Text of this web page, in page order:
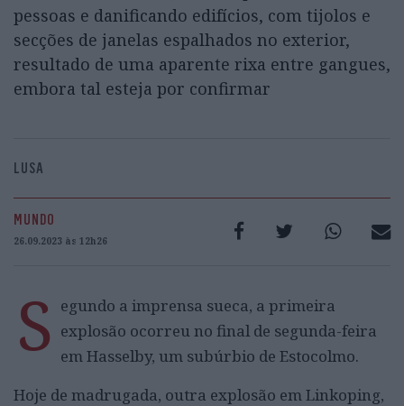
pessoas e danificando edifícios, com tijolos e
secções de janelas espalhados no exterior,
resultado de uma aparente rixa entre gangues,
embora tal esteja por confirmar
LUSA
MUNDO
26.09.2023 às 12h26
S egundo a imprensa sueca, a primeira
explosão ocorreu no final de segunda-feira
em Hasselby, um subúrbio de Estocolmo.
Hoje de madrugada, outra explosão em Linkoping,